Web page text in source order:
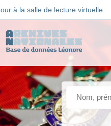
à la salle de lecture virtuelle